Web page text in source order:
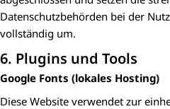
Datenschutzbehörden bei der
vollständig um.
6. Plugins und Tools
Google Fonts (lokales Hosting)
Diese Website verwendet zur